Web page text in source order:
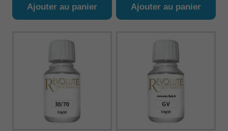
Ajouter au panier Ajouter au panier